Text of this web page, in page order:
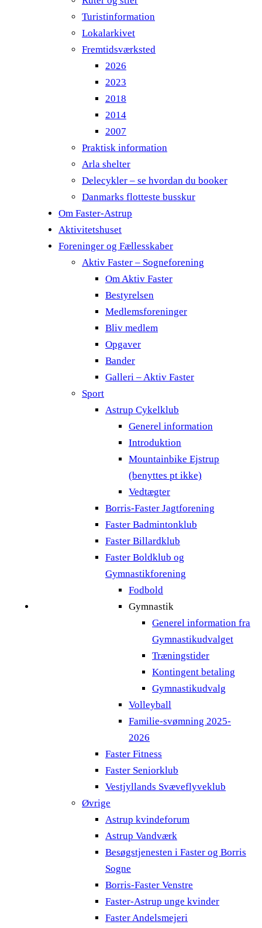
Turistinformation
Lokalarkivet
Fremtidsværksted
2026
2023
2018
2014
2007
Praktisk information
Arla shelter
Delecykler – se hvordan du booker
Danmarks flotteste busskur
Om Faster-Astrup
Aktivitetshuset
Foreninger og Fællesskaber
Aktiv Faster – Sogneforening
Om Aktiv Faster
Bestyrelsen
Medlemsforeninger
Bliv medlem
Opgaver
Bander
Galleri – Aktiv Faster
Sport
Astrup Cykelklub
Generel information
Introduktion
Mountainbike Ejstrup
(benyttes pt ikke)
Vedtægter
Borris-Faster Jagtforening
Faster Badmintonklub
Faster Billardklub
Faster Boldklub og
Gymnastikforening
Fodbold
Gymnastik
Generel information fra
Gymnastikudvalget
Træningstider
Kontingent betaling
Gymnastikudvalg
Volleyball
Familie-svømning 2025-
2026
Faster Fitness
Faster Seniorklub
Vestjyllands Svæveflyveklub
Øvrige
Astrup kvindeforum
Astrup Vandværk
Besøgstjenesten i Faster og Borris
Sogne
Borris-Faster Venstre
Faster-Astrup unge kvinder
Faster Andelsmejeri